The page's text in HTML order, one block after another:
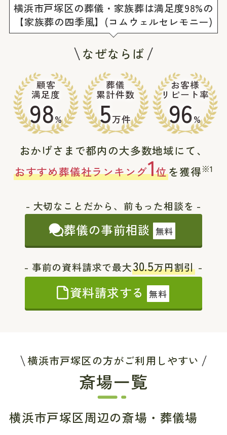
横浜市戸塚区の葬儀・家族葬は満足度98%の
【家族葬の四季風】(コムウェルセレモニー)
なぜならば
顧客
満足度
98%
葬儀
累計件数
5万件
お客様
リピート率
96%
おかげさまで都内の大多数地域にて、
おすすめ葬儀社ランキング1位を獲得※1
- 大切なことだから、前もった相談を -
葬儀の事前相談 無料
- 事前の資料請求で最大30.5万円割引 -
資料請求する 無料
横浜市戸塚区の方がご利用しやすい
斎場一覧
横浜市戸塚区周辺の斎場・葬儀場